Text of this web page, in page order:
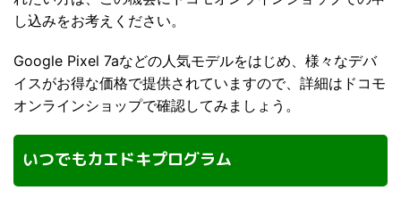
し込みをお考えください。
Google Pixel 7aなどの人気モデルをはじめ、様々なデバ
イスがお得な価格で提供されていますので、詳細はドコモ
オンラインショップで確認してみましょう。
いつでもカエドキプログラム